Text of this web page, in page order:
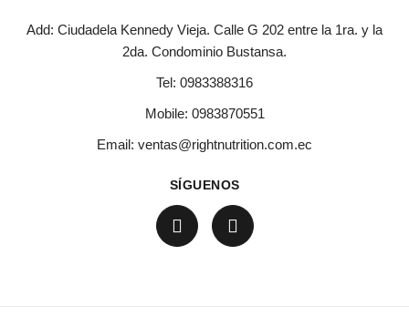
Add: Ciudadela Kennedy Vieja. Calle G 202 entre la 1ra. y la
2da. Condominio Bustansa.
Tel: 0983388316
Mobile: 0983870551
Email: ventas@rightnutrition.com.ec
SÍGUENOS